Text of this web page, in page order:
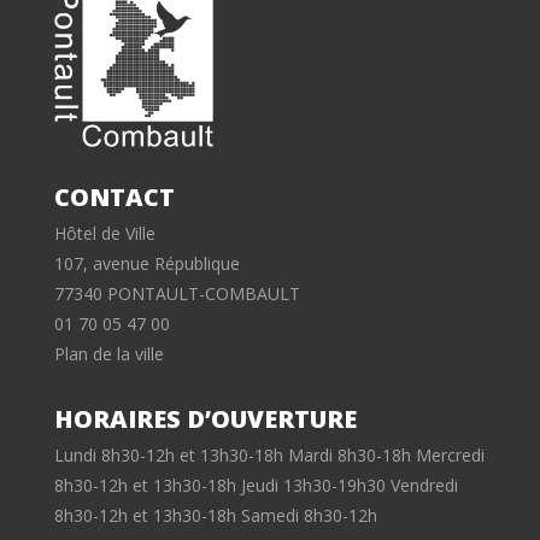
CONTACT
Hôtel de Ville
107, avenue République
77340 PONTAULT-COMBAULT
01 70 05 47 00
Plan de la ville
HORAIRES D’OUVERTURE
Lundi 8h30-12h et 13h30-18h Mardi 8h30-18h Mercredi
8h30-12h et 13h30-18h Jeudi 13h30-19h30 Vendredi
8h30-12h et 13h30-18h Samedi 8h30-12h